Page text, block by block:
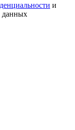
и
данных